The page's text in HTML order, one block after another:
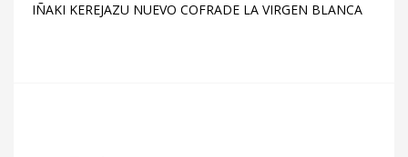
IÑAKI KEREJAZU NUEVO COFRADE LA VIRGEN BLANCA